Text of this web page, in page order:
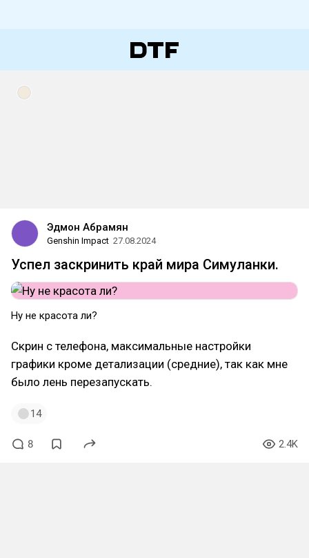
Эдмон Абрамян
Genshin Impact 27.08.2024
Успел заскринить край мира Симуланки.
Ну не красота ли?
Скрин с телефона, максимальные настройки
графики кроме детализации (средние), так как мне
было лень перезапускать.
14
8 2.4K